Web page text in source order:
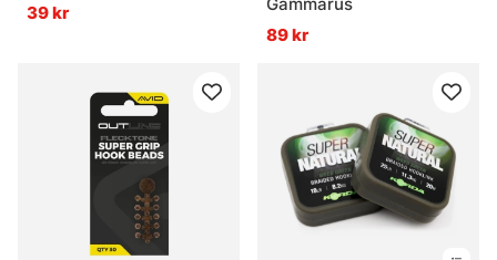
39 kr
89 kr